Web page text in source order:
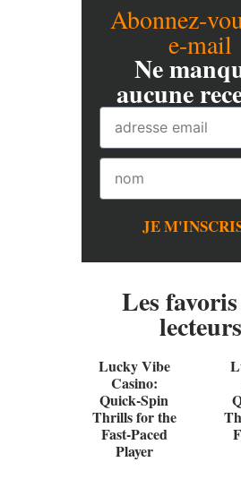
Abonnez-
e-mail
Ne
aucune
JE
Les
lecteurs
Lucky Vibe
Casino:
Quick‑Spin
Thrills for the
Fast‑Paced
Player